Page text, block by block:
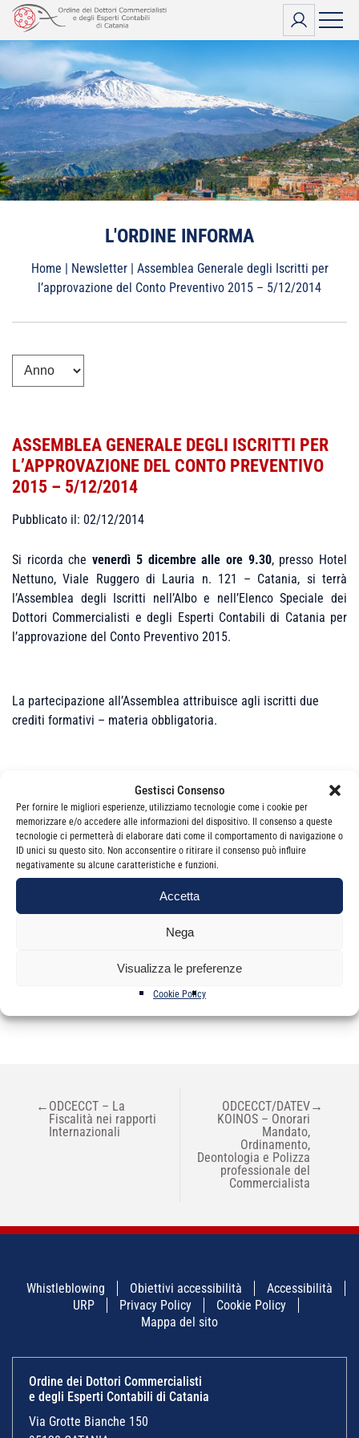
Gestisci Consenso
Per fornire le migliori esperienze, utilizziamo tecnologie come i cookie per
memorizzare e/o accedere alle informazioni del dispositivo. Il consenso a queste
tecnologie ci permetterà di elaborare dati come il comportamento di navigazione o
ID unici su questo sito. Non acconsentire o ritirare il consenso può influire
negativamente su alcune caratteristiche e funzioni.
Accetta
Nega
Visualizza le preferenze
Cookie Policy
Vai
contenuto
L'ORDINE INFORMA
Home | Newsletter| Assemblea Generale degli Iscritti per
l’approvazione del Conto Preventivo 2015 – 5/12/2014
ASSEMBLEA GENERALE DEGLI ISCRITTI PER
L’APPROVAZIONE DEL CONTO PREVENTIVO
2015 – 5/12/2014
Pubblicato il: 02/12/2014
Si ricorda chevenerdì 5 dicembre alle ore 9.30, presso Hotel
Nettuno, Viale Ruggero di Lauria n. 121 – Catania, si terrà
l’Assemblea degli Iscritti nell’Albo e nell’Elenco Speciale dei
Dottori Commercialisti e degli Esperti Contabili di Catania per
l’approvazione del Conto Preventivo 2015.
La partecipazione all’Assemblea attribuisce agli iscritti due
crediti formativi – materia obbligatoria.
per visualizzare i documenti
Cordiali saluti
La Segreteria
Newsletter
NAVIGAZIONE
ARTICOLI
← ODCECCT – La
Fiscalità nei rapporti
Internazionali
ODCECCT/DATEV
KOINOS – Onorari
Mandato,
Ordinamento,
Deontologia e Polizza
professionale del
Commercialista
→
Whistleblowing Obiettivi accessibilità
Accessibilità
URP
Privacy Policy
Cookie Policy
Mappa del sito
Ordine dei Dottori Commercialisti
e degli Esperti Contabili di Catania
Via Grotte Bianche 150